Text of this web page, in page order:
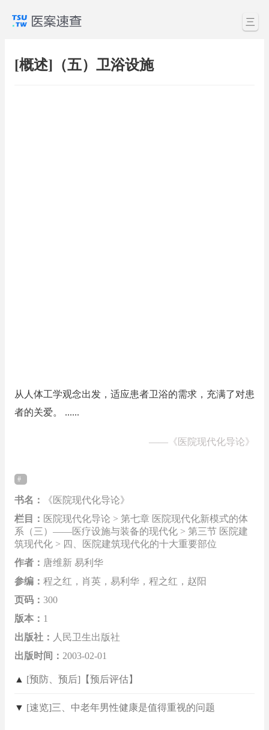
三
[概述]（五）卫浴设施
从人体工学观念出发，适应患者卫浴的需求，充满了对患
者的关爱。 ......
—— 《医院现代化导论》
书名：
《医院现代化导论》
栏目： 医院现代化导论 > 第七章 医院现代化新模式的体
系（三）——医疗设施与装备的现代化 > 第三节 医院建
筑现代化 > 四、医院建筑现代化的十大重要部位
作者： 唐维新 易利华
参编： 程之红，肖英，易利华，程之红，赵阳
页码： 300
版本： 1
出版社： 人民卫生出版社
出版时间： 2003-02-01
▲ [预防、预后]【预后评估】
▼ [速览]三、中老年男性健康是值得重视的问题